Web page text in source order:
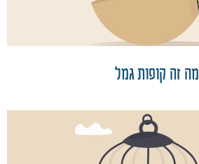
מה זה קופות גמל